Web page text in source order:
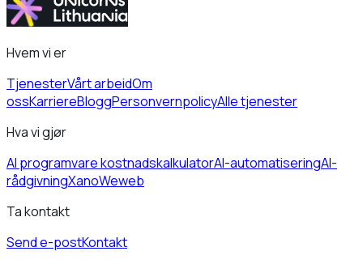
Hvem vi er
TjenesterVårt arbeidOm
ossKarriereBloggPersonvernpolicyAlle tjenester
Hva vi gjør
AI programvare kostnadskalkulatorAI-automatiseringAI-
rådgivningXanoWeweb
Ta kontakt
Send e-postKontakt